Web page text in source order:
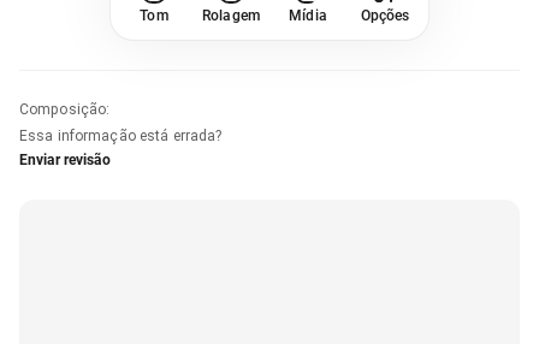
Tom Rolagem Mídia Opções
Composição:
Essa informação está errada?
Enviar revisão